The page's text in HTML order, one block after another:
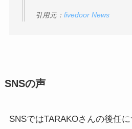
引用元： livedoor News
SNSの声
SNSではTARAKOさんの後任